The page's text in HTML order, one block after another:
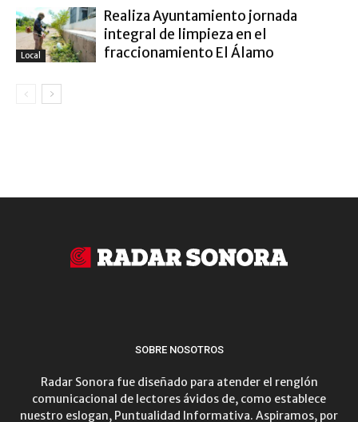
Local
Realiza Ayuntamiento jornada
integral de limpieza en el
fraccionamiento El Álamo
SOBRE NOSOTROS
Radar Sonora fue diseñado para atender el renglón
comunicacional de lectores ávidos de, como establece
nuestro eslogan, Puntualidad Informativa. Aspiramos, por